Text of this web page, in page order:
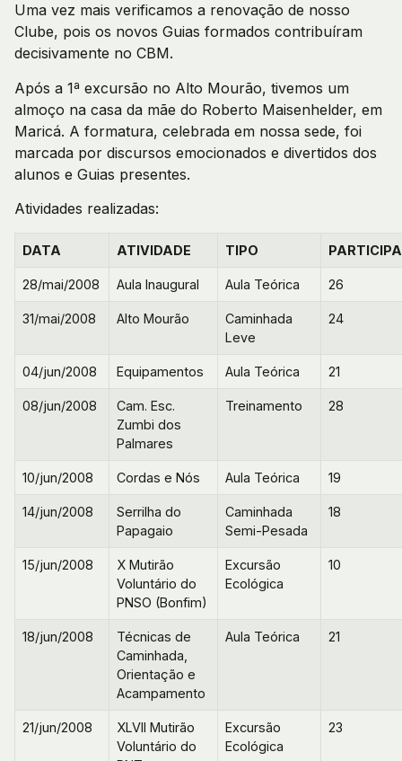
Uma vez mais verificamos a renovação de nosso
Clube, pois os novos Guias formados contribuíram
decisivamente no CBM.
Após a 1ª excursão no Alto Mourão, tivemos um
almoço na casa da mãe do Roberto Maisenhelder, em
Maricá. A formatura, celebrada em nossa sede, foi
marcada por discursos emocionados e divertidos dos
alunos e Guias presentes.
Atividades realizadas:
DATA ATIVIDADE TIPO
28/mai/2008 Aula Inaugural Aula Teórica 26
31/mai/2008 Alto Mourão
Caminhada
Leve
24
04/jun/2008 Equipamentos Aula Teórica 21
08/jun/2008
Cam. Esc.
Zumbi dos
Palmares
Treinamento 28
10/jun/2008 Cordas e Nós Aula Teórica 19
14/jun/2008
Serrilha do
Papagaio
Caminhada
Semi-Pesada
18
15/jun/2008
X Mutirão
Voluntário do
PNSO (Bonfim)
Excursão
Ecológica
10
18/jun/2008
Técnicas de
Caminhada,
Orientação e
Acampamento
Aula Teórica 21
21/jun/2008
XLVII Mutirão
Voluntário do
Excursão
Ecológica
23